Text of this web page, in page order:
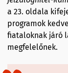
a 23. oldala
programok
fiataloknak járó
megfelelőnek.